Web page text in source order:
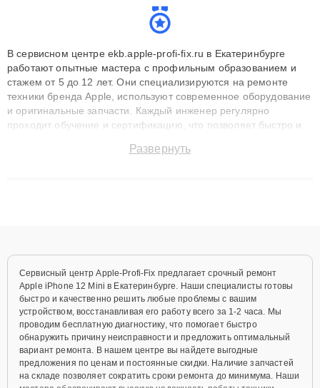
В сервисном центре ekb.apple-profi-fix.ru в Екатеринбурге
работают опытные мастера с профильным образованием и
стажем от 5 до 12 лет. Они специализируются на ремонте
техники бренда Apple, используют современное оборудование
и оригинальные запчасти. Каждый инженер регулярно
проходит обучение и сертификацию, что позволяет быстро и
сохранением гарантии до 3 лет. Наши мастера решают
Развернуть
Сервисный центр Apple-Profi-Fix предлагает срочный ремонт
Apple iPhone 12 Mini в Екатеринбурге. Наши специалисты готовы
быстро и качественно решить любые проблемы с вашим
устройством, восстанавливая его работу всего за 1-2 часа. Мы
проводим бесплатную диагностику, что помогает быстро
обнаружить причину неисправности и предложить оптимальный
вариант ремонта. В нашем центре вы найдете выгодные
предложения по ценам и постоянные скидки. Наличие запчастей
на складе позволяет сократить сроки ремонта до минимума. Наши